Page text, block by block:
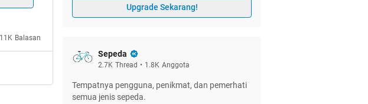
11K Balasan
Upgrade Sekarang!
Sepeda
2.7K Thread • 1.8K Anggota
Tempatnya pengguna, penikmat, dan pemerhati
semua jenis sepeda.